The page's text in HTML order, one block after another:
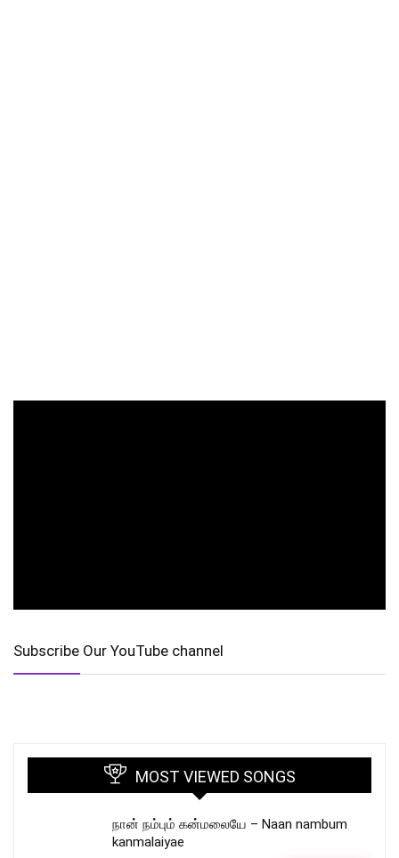
Subscribe Our YouTube channel
MOST VIEWED SONGS
நான் நம்பும் கன்மலையே – Naan nambum
kanmalaiyae